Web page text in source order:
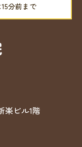
分前まで
楽ビル1階